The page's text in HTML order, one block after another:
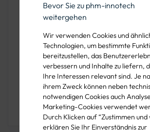
Bevor Sie zu phm-innotech
weitergehen
Wir verwenden Cookies und
Technologien, um bestimmte
bereitzustellen, das
verbessern und Inhalte zu liefern,
Ihre Interessen relevant sind. Je
ihrem Zweck können neben
notwendigen Cookies auch
Marketing-Cookies verwendet
Durch Klicken auf “Zustimmen und
erklären Sie Ihr Einverständnis zur
KONFIGURIEREN
Mind. VE
Preis pro
1 Stück
ab 54,90
Sie haben Fragen oder wünschen
Rufen Sie uns unter der 089 1222